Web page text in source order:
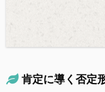
肯定に導く否定